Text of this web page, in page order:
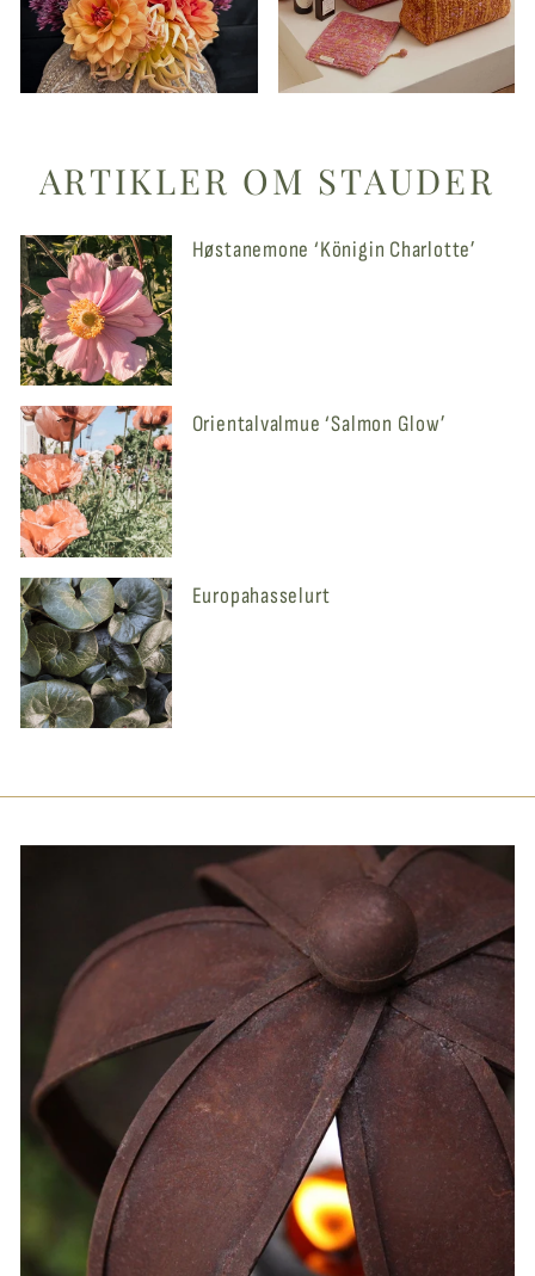
ARTIKLER OM STAUDER
Høstanemone ‘Königin Charlotte’
Orientalvalmue ‘Salmon Glow’
Europahasselurt